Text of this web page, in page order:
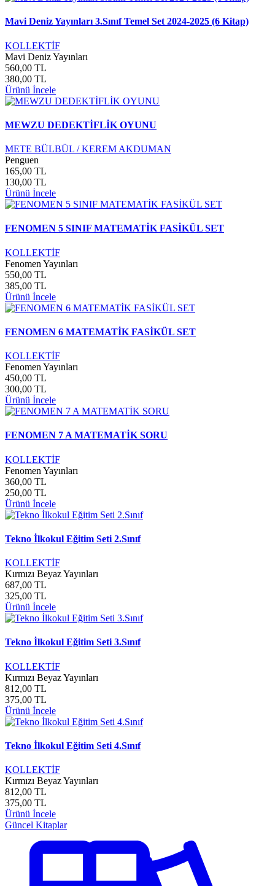
Mavi Deniz Yayınları 3.Sınıf Temel Set 2024-2025 (6 Kitap)
KOLLEKTİF
Mavi Deniz Yayınları
560,00 TL
380,00 TL
Ürünü İncele
MEWZU DEDEKTİFLİK OYUNU
METE BÜLBÜL / KEREM AKDUMAN
Penguen
165,00 TL
130,00 TL
Ürünü İncele
FENOMEN 5 SINIF MATEMATİK FASİKÜL SET
KOLLEKTİF
Fenomen Yayınları
550,00 TL
385,00 TL
Ürünü İncele
FENOMEN 6 MATEMATİK FASİKÜL SET
KOLLEKTİF
Fenomen Yayınları
450,00 TL
300,00 TL
Ürünü İncele
FENOMEN 7 A MATEMATİK SORU
KOLLEKTİF
Fenomen Yayınları
360,00 TL
250,00 TL
Ürünü İncele
Tekno İlkokul Eğitim Seti 2.Sınıf
KOLLEKTİF
Kırmızı Beyaz Yayınları
687,00 TL
325,00 TL
Ürünü İncele
Tekno İlkokul Eğitim Seti 3.Sınıf
KOLLEKTİF
Kırmızı Beyaz Yayınları
812,00 TL
375,00 TL
Ürünü İncele
Tekno İlkokul Eğitim Seti 4.Sınıf
KOLLEKTİF
Kırmızı Beyaz Yayınları
812,00 TL
375,00 TL
Ürünü İncele
Güncel Kitaplar